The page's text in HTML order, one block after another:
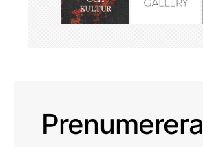
Prenumerera